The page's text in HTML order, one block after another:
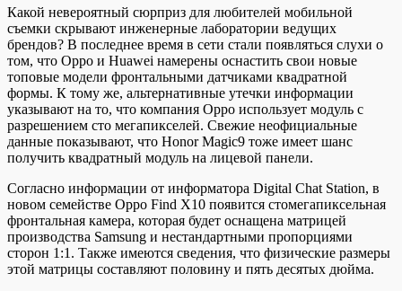
Какой невероятный сюрприз для любителей мобильной
съемки скрывают инженерные лаборатории ведущих
брендов? В последнее время в сети стали появляться слухи о
том, что Oppo и Huawei намерены оснастить свои новые
топовые модели фронтальными датчиками квадратной
формы. К тому же, альтернативные утечки информации
указывают на то, что компания Oppo использует модуль с
разрешением сто мегапикселей. Свежие неофициальные
данные показывают, что Honor Magic9 тоже имеет шанс
получить квадратный модуль на лицевой панели.
Согласно информации от информатора Digital Chat Station, в
новом семействе Oppo Find X10 появится стомегапиксельная
фронтальная камера, которая будет оснащена матрицей
производства Samsung и нестандартными пропорциями
сторон 1:1. Также имеются сведения, что физические размеры
этой матрицы составляют половину и пять десятых дюйма.